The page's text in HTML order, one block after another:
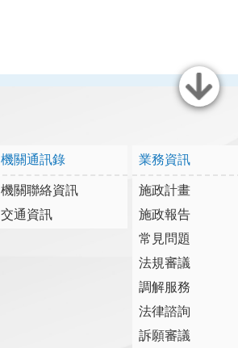
關閉
機關通訊錄
機關聯絡資訊
交通資訊
業務資訊
施政計畫
施政報告
常見問題
法規審議
調解服務
法律諮詢
訴願審議